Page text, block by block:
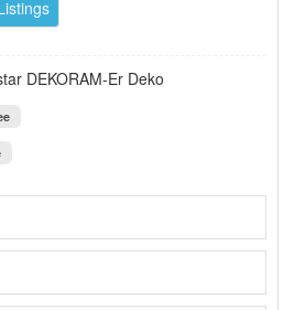
DEKORAM-Er Deko